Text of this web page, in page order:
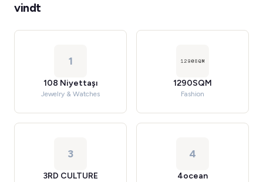
vindt
1
108 Niyettaşı
Jewelry & Watches
1290SQM
Fashion
3
3RD CULTURE
4
4ocean